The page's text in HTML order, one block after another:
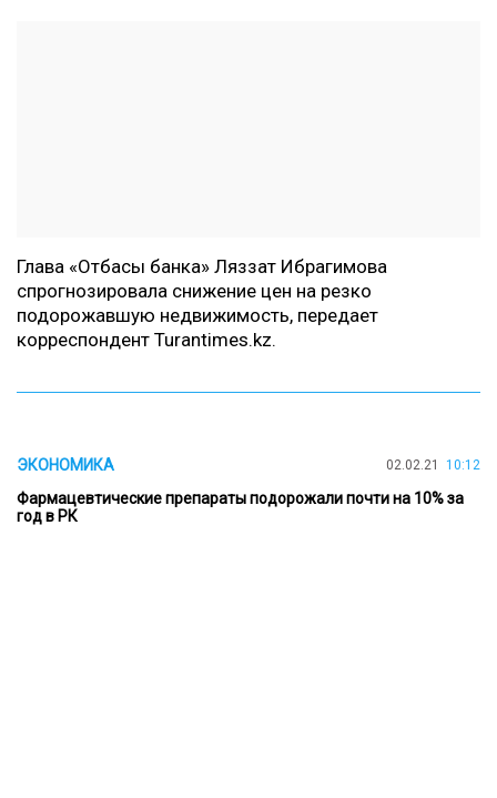
Глава «Отбасы банка» Ляззат Ибрагимова
спрогнозировала снижение цен на резко
подорожавшую недвижимость, передает
корреспондент Turantimes.kz.
ЭКОНОМИКА 02.02.21 10:12
Фармацевтические препараты подорожали почти на 10% за
год в РК